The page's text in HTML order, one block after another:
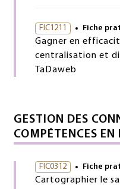
FIC1211 Fiche
Gagner en
centralisation et
TaDaweb
GESTION DES
COMPÉTENCES EN
FIC0312 Fiche
Cartographier le